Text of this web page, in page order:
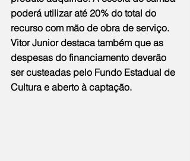
poderá utilizar até 20% do total do
recurso com mão de obra de serviço.
Vitor Junior destaca também que as
despesas do financiamento deverão
ser custeadas pelo Fundo Estadual de
Cultura e aberto à captação.